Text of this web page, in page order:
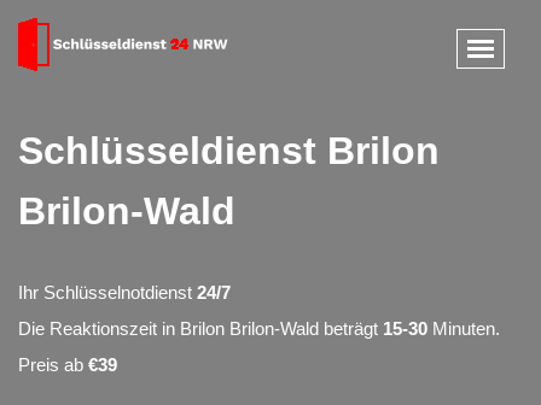
Schlüsseldienst Brilon
Brilon-Wald
Ihr Schlüsselnotdienst 24/7
Die Reaktionszeit in Brilon Brilon-Wald beträgt 15-30 Minuten.
Preis ab €39